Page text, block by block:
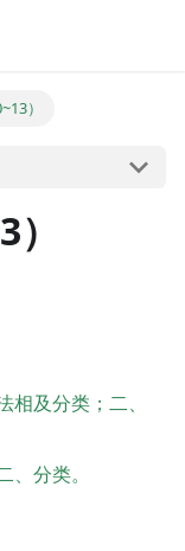
）
及分类；二、
分类。